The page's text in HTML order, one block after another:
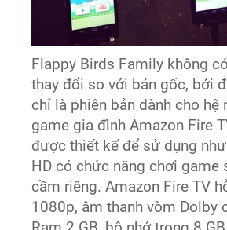
Flappy Birds Family không
thay đổi so với bản gốc, bởi
chỉ là phiên bản dành cho hệ
game gia đình Amazon Fire
được thiết kế để sử dụng
HD có chức năng chơi game
cầm riêng. Amazon Fire TV
1080p, âm thanh vòm Dolby